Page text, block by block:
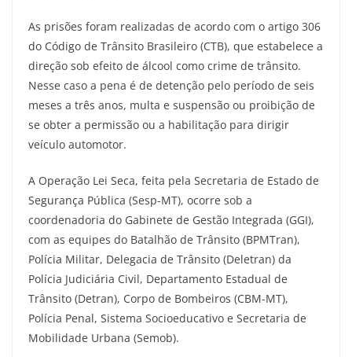
As prisões foram realizadas de acordo com o artigo 306
do Código de Trânsito Brasileiro (CTB), que estabelece a
direção sob efeito de álcool como crime de trânsito.
Nesse caso a pena é de detenção pelo período de seis
meses a três anos, multa e suspensão ou proibição de
se obter a permissão ou a habilitação para dirigir
veículo automotor.
A Operação Lei Seca, feita pela Secretaria de Estado de
Segurança Pública (Sesp-MT), ocorre sob a
coordenadoria do Gabinete de Gestão Integrada (GGI),
com as equipes do Batalhão de Trânsito (BPMTran),
Polícia Militar, Delegacia de Trânsito (Deletran) da
Polícia Judiciária Civil, Departamento Estadual de
Trânsito (Detran), Corpo de Bombeiros (CBM-MT),
Polícia Penal, Sistema Socioeducativo e Secretaria de
Mobilidade Urbana (Semob).